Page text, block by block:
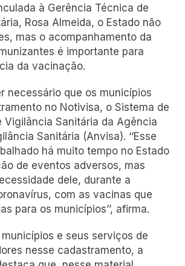
à Gerência Técnica de
Rosa Almeida, o Estado não
mas o acompanhamento da
é importante para
da vacinação.
necessário que os municípios
no Notivisa, o Sistema de
Vigilância Sanitária da Agência
Sanitária (Anvisa). ‘‘Esse
há muito tempo no Estado
de eventos adversos, mas
dele, durante a
com as vacinas que
para os municípios’’, afirma.
e seus serviços de
nesse cadastramento, a